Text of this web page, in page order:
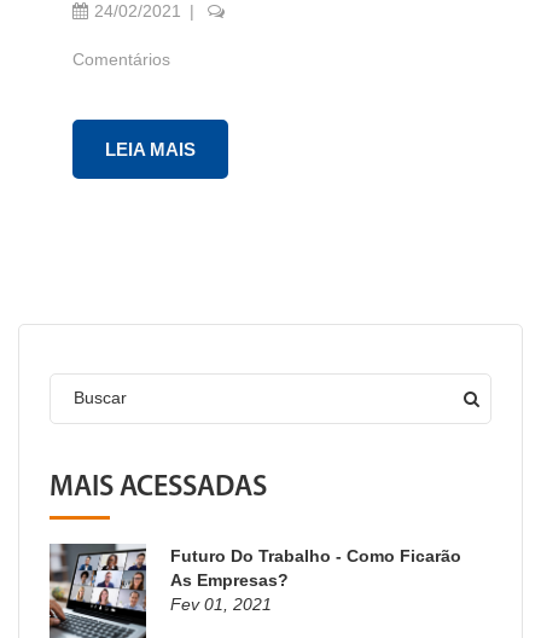
24/02/2021
Comentários
LEIA MAIS
Buscar
MAIS ACESSADAS
Futuro Do Trabalho - Como Ficarão
As Empresas?
Fev 01, 2021